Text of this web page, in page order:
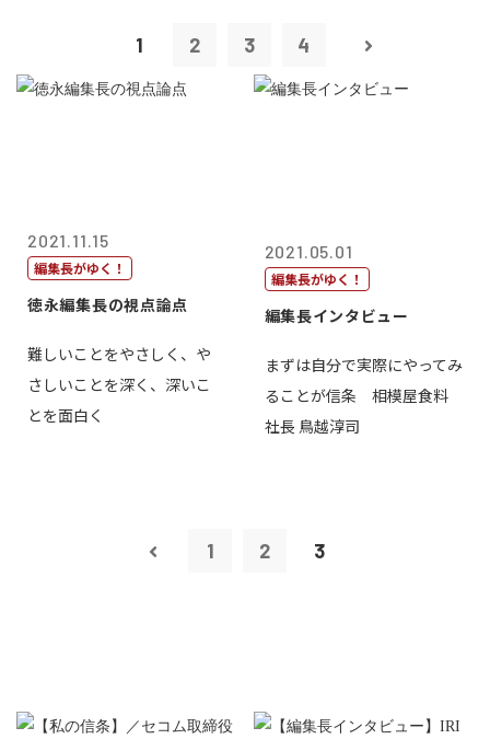
1 2 3 4
2021.11.15
編集長がゆく！
徳永編集長の視点論点
難しいことをやさしく、や
さしいことを深く、深いこ
とを面白く
2021.05.01
編集長がゆく！
編集長インタビュー
まずは自分で実際にやってみ
ることが信条 相模屋食料
社長 鳥越淳司
1 2 3